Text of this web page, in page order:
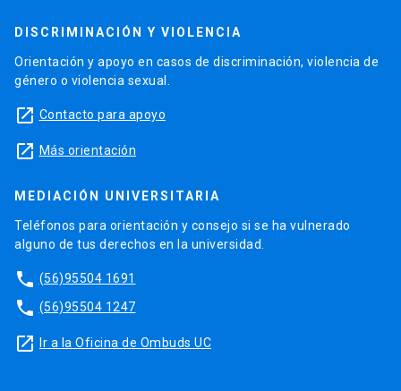
DISCRIMINACIÓN Y VIOLENCIA
Orientación y apoyo en casos de discriminación, violencia de
género o violencia sexual.
launch Contacto para apoyo
launch Más orientación
MEDIACIÓN UNIVERSITARIA
Teléfonos para orientación y consejo si se ha vulnerado
alguno de tus derechos en la universidad.
phone (56)95504 1691
phone (56)95504 1247
launch Ir a la Oficina de Ombuds UC